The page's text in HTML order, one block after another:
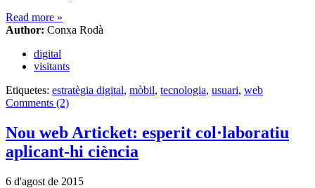
Read more »
Author: Conxa Rodà
digital
visitants
Etiquetes: estratègia digital, mòbil, tecnologia, usuari, web
Comments (2)
Nou web Articket: esperit col·laboratiu
aplicant-hi ciència
6 d'agost de 2015